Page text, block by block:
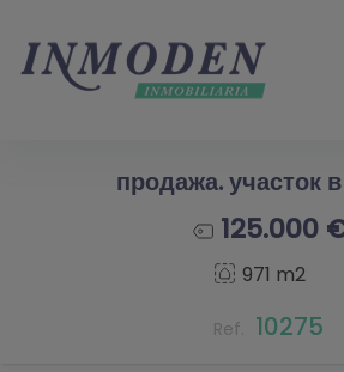
продажа. участок
125.000
971 m2
Ref. 10275